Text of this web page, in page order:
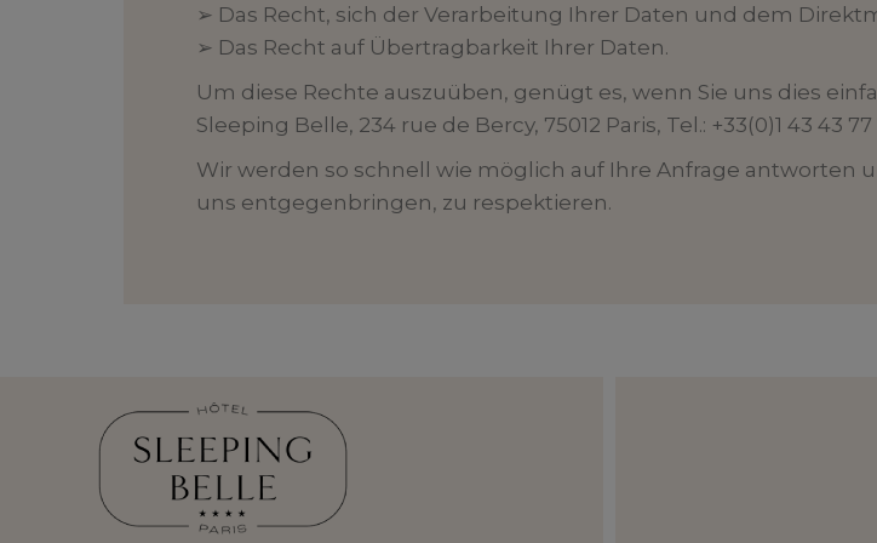
➢ Das Recht, sich der Verarbeitung Ihrer Daten und dem
➢ Das Recht auf Übertragbarkeit Ihrer Daten.
Um diese Rechte auszuüben, genügt es, wenn Sie uns dies
Sleeping Belle, 234 rue de Bercy, 75012 Paris, Tel.: +33(0)1 43 43
Wir werden so schnell wie möglich auf Ihre Anfrage antworten
uns entgegenbringen, zu respektieren.